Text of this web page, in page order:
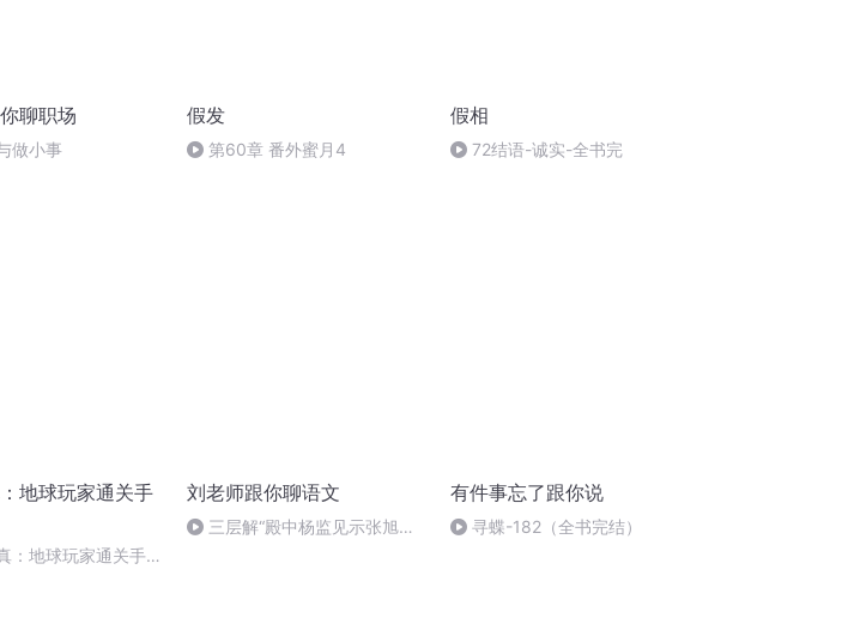
聊职场
做小事
假发
第60章 番外蜜月4
假相
72结语-诚实-全书完
地球玩家通关手
：地球玩家通关手册
刘老师跟你聊语文
三层解“殿中杨监见示张旭草
有件事忘了跟你说
寻蝶-182（全书完结）